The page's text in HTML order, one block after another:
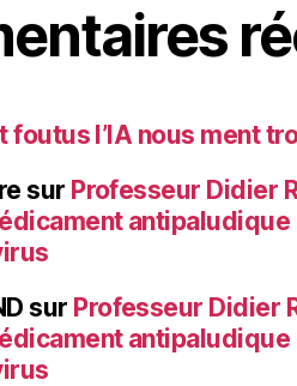
foutus l’IA nous ment
sur Professeur Didier
sur Professeur Didier